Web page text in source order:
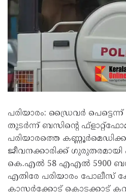
പരിയാരം: ഡ്രൈവർ പെട്ടെന്ന്
തുടർന്ന് ബസിൻ്റെ
പരിയാരത്തെ
ജീവനക്കാരിക്ക്
കെ.എൽ 58 എഎൽ 5900
എതിരേ പരിയാരം പോലീസ്
കാസർക്കോട് കൊടക്കാട്